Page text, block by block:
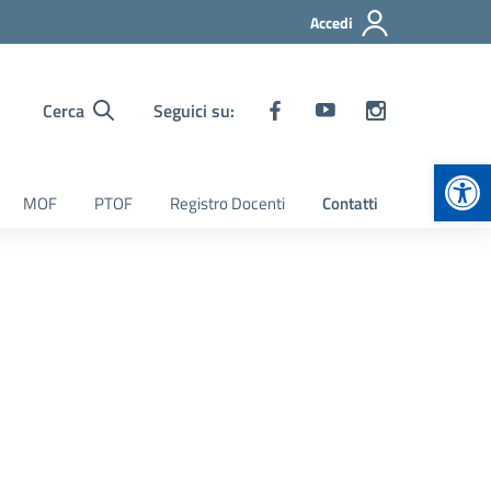
Accedi
Cerca Seguici su:
MOF PTOF Registro Docenti Contatti